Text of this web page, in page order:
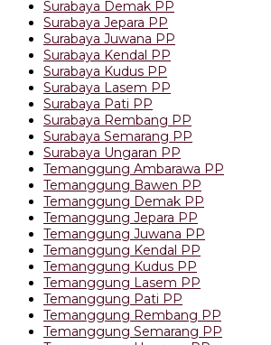
Surabaya Demak PP
Surabaya Jepara PP
Surabaya Juwana PP
Surabaya Kendal PP
Surabaya Kudus PP
Surabaya Lasem PP
Surabaya Pati PP
Surabaya Rembang PP
Surabaya Semarang PP
Surabaya Ungaran PP
Temanggung Ambarawa PP
Temanggung Bawen PP
Temanggung Demak PP
Temanggung Jepara PP
Temanggung Juwana PP
Temanggung Kendal PP
Temanggung Kudus PP
Temanggung Lasem PP
Temanggung Pati PP
Temanggung Rembang PP
Temanggung Semarang PP